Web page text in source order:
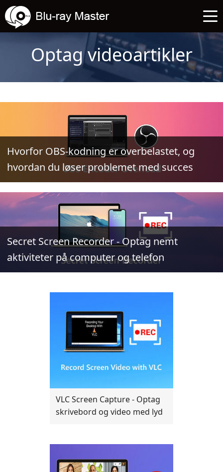
Optag videoartikler
Hvorfor OBS-kodning er overbelastet, og
hvordan du løser problemet med succes
Secret Screen Recorder - Optag nemt
aktiviteter på computer og telefon
VLC Screen Capture - Optag
skrivebord og video med lyd